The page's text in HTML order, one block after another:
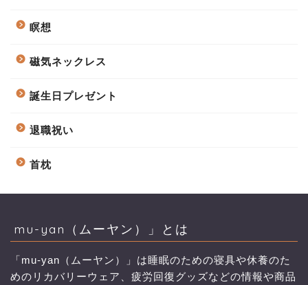
瞑想
磁気ネックレス
誕生日プレゼント
退職祝い
首枕
mu-yan（ムーヤン）」とは
「mu-yan（ムーヤン）」は睡眠のための寝具や休養のた
めのリカバリーウェア、疲労回復グッズなどの情報や商品